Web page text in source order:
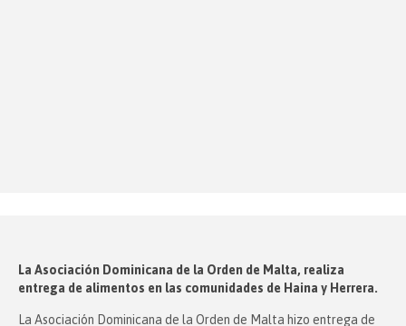
La Asociación Dominicana de la Orden de Malta, realiza
entrega de alimentos en las comunidades de Haina y Herrera.
La Asociación Dominicana de la Orden de Malta hizo entrega de